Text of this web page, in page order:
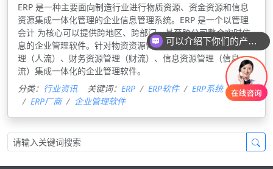
ERP 是一种主要面向制造行业进行物质资源、资金资源和信息
资源集成一体化管理的企业信息管理系统。ERP 是一个以管理
会计 为核心可以提供跨地区、跨部门、甚至跨公司整合实时信
息的企业管理软件。针对物资资源管理（物流）、人力资源管
理（人流）、财务资源管理（财流）、信息资源管理（信息
流）集成一体化的企业管理软件。
分类： 行业资讯 关键词： ERP ERP软件
ERP系统
ERP厂商
企业管理软件
可以介绍下你们的产品么